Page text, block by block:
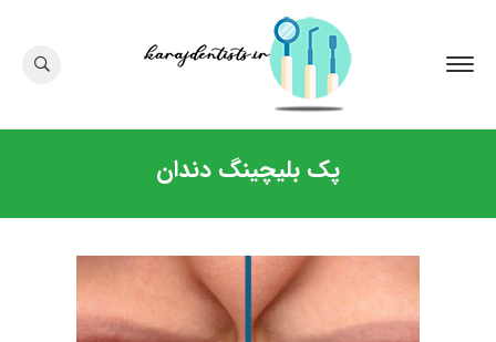
پک بلیچینگ دندان